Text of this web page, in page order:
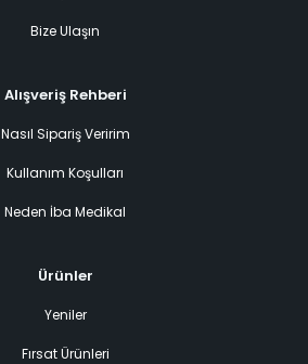
Bize Ulaşın
Alışveriş Rehberi
Nasıl Sipariş Veririm
Kullanım Koşulları
Neden İba Medikal
Ürünler
Yeniler
Fırsat Ürünleri